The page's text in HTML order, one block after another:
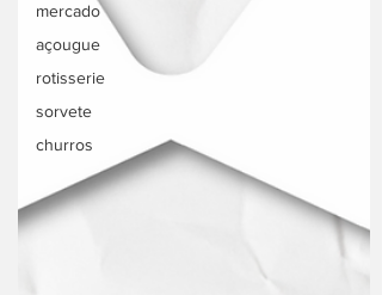
mercado
açougue
rotisserie
sorvete
churros